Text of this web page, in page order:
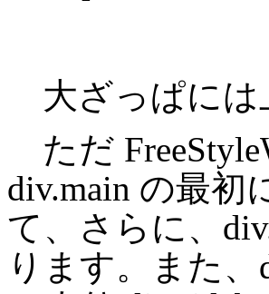
大ざっぱには
ただ
div.main の最初
て、さらに、
ります。また